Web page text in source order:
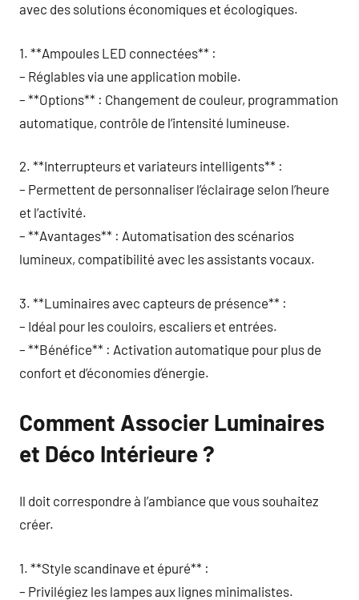
avec des solutions économiques et écologiques.
1. **Ampoules LED connectées** :
– Réglables via une application mobile.
– **Options** : Changement de couleur, programmation
automatique, contrôle de l’intensité lumineuse.
2. **Interrupteurs et variateurs intelligents** :
– Permettent de personnaliser l’éclairage selon l’heure
et l’activité.
– **Avantages** : Automatisation des scénarios
lumineux, compatibilité avec les assistants vocaux.
3. **Luminaires avec capteurs de présence** :
– Idéal pour les couloirs, escaliers et entrées.
– **Bénéfice** : Activation automatique pour plus de
confort et d’économies d’énergie.
Comment Associer Luminaires
et Déco Intérieure ?
Il doit correspondre à l’ambiance que vous souhaitez
créer.
1. **Style scandinave et épuré** :
– Privilégiez les lampes aux lignes minimalistes.